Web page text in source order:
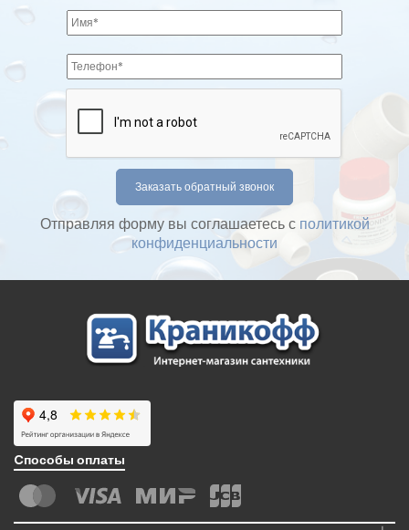
Отправляя форму вы соглашаетесь с политикой
конфиденциальности
Cпособы оплаты